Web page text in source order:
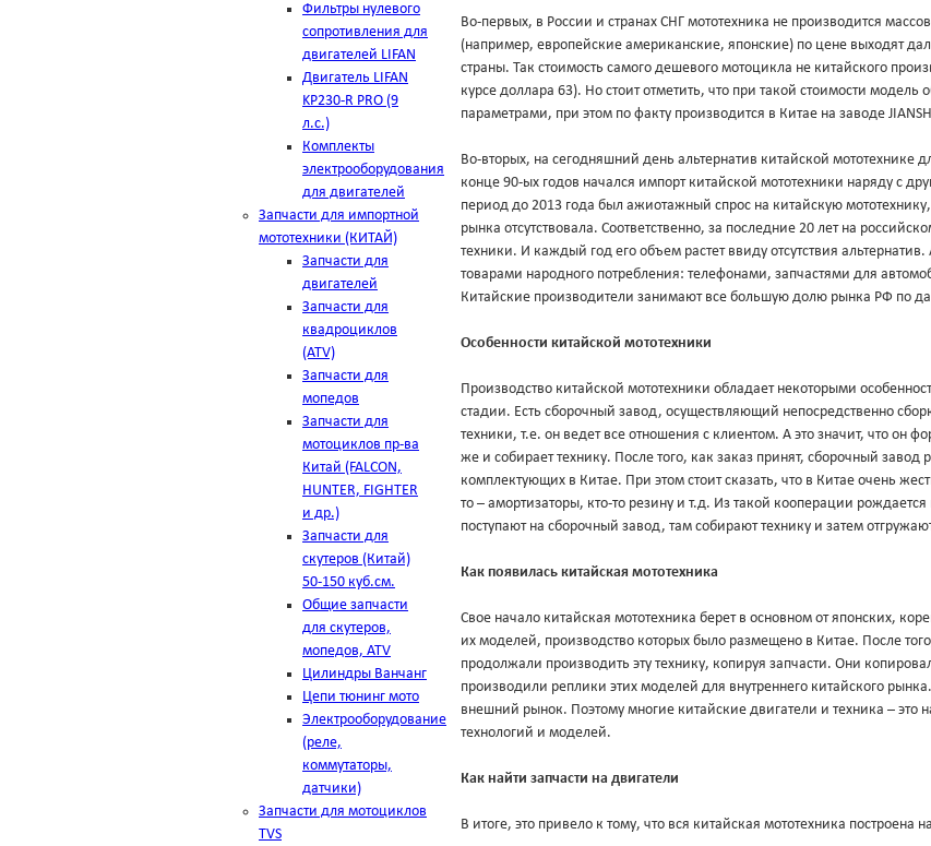
Фильтры нулевого
сопротивления для
двигателей LIFAN
Двигатель LIFAN
KP230-R PRO (9
л.с.)
Комплекты
электрооборудования
для двигателей
Запчасти для импортной
мототехники (КИТАЙ)
Запчасти для
двигателей
Запчасти для
квадроциклов
(ATV)
Запчасти для
мопедов
Запчасти для
мотоциклов пр-ва
Китай (FALCON,
HUNTER, FIGHTER
и др.)
Запчасти для
скутеров (Китай)
50-150 куб.см.
Общие запчасти
для скутеров,
мопедов, ATV
Цилиндры Ванчанг
Цепи тюнинг мото
Электрооборудование
(реле,
коммутаторы,
датчики)
Запчасти для мотоциклов
TVS
Во-первых, в России и странах СНГ мототехника не производится
(например, европейские американские, японские) по цене выходят
страны. Так стоимость самого дешевого мотоцикла не китайского
курсе доллара 63). Но стоит отметить, что при такой стоимости
параметрами, при этом по факту производится в Китае на заводе
Во-вторых, на сегодняшний день альтернатив китайской мототехнике
конце 90-ых годов начался импорт китайской мототехники наряду с
период до 2013 года был ажиотажный спрос на китайскую
рынка отсутствовала. Соответственно, за последние 20 лет на
техники. И каждый год его объем растет ввиду отсутствия
товарами народного потребления: телефонами, запчастями для
Китайские производители занимают все большую долю рынка РФ по
Особенности китайской мототехники
Производство китайской мототехники обладает некоторыми
стадии. Есть сборочный завод, осуществляющий непосредственно
техники, т.е. он ведет все отношения с клиентом. А это значит, что он
же и собирает технику. После того, как заказ принят, сборочный
комплектующих в Китае. При этом стоит сказать, что в Китае очень
то – амортизаторы, кто-то резину и т.д. Из такой кооперации
поступают на сборочный завод, там собирают технику и затем
Как появилась китайская мототехника
Свое начало китайская мототехника берет в основном от японских,
их моделей, производство которых было размещено в Китае. После
продолжали производить эту технику, копируя запчасти. Они
производили реплики этих моделей для внутреннего китайского
внешний рынок. Поэтому многие китайские двигатели и техника – это
технологий и моделей.
Как найти запчасти на двигатели
В итоге, это привело к тому, что вся китайская мототехника построена